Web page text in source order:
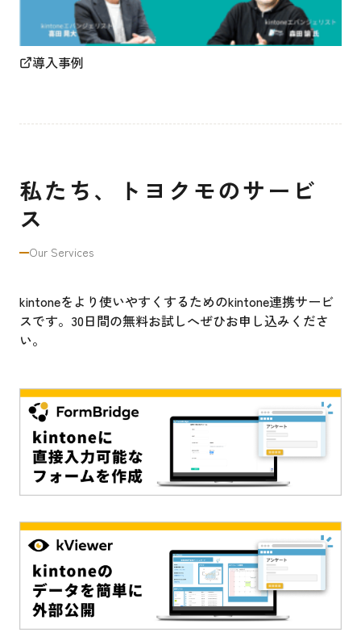
導入事例
私たち、トヨクモのサービ
ス
Our Services
kintoneをより使いやすくするためのkintone連携サービ
スです。30日間の無料お試しへぜひお申し込みくださ
い。